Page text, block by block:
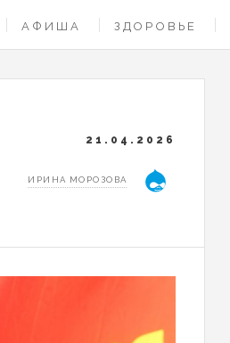
АФИША ЗДОРОВЬЕ
21.04.2026
ИРИНА МОРОЗОВА